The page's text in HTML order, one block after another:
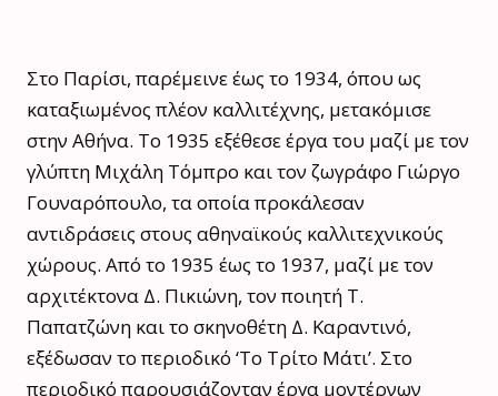
Στο Παρίσι, παρέμεινε έως το 1934, όπου ως
καταξιωμένος πλέον καλλιτέχνης, μετακόμισε
στην Αθήνα. Το 1935 εξέθεσε έργα του μαζί με τον
γλύπτη Μιχάλη Τόμπρο και τον ζωγράφο Γιώργο
Γουναρόπουλο, τα οποία προκάλεσαν
αντιδράσεις στους αθηναϊκούς καλλιτεχνικούς
χώρους. Από το 1935 έως το 1937, μαζί με τον
αρχιτέκτονα Δ. Πικιώνη, τον ποιητή Τ.
Παπατζώνη και το σκηνοθέτη Δ. Καραντινό,
εξέδωσαν το περιοδικό ‘Το Τρίτο Μάτι’. Στο
περιοδικό παρουσιάζονταν έργα μοντέρνων